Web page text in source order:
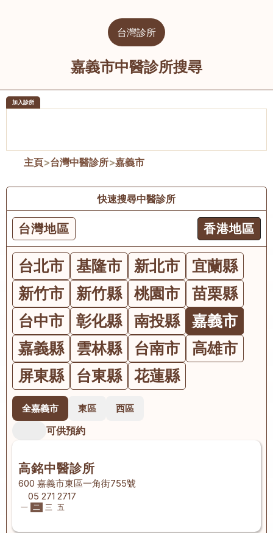
台灣診所
嘉義市中醫診所搜尋
加入診所
主頁>台灣中醫診所>嘉義市
快速搜尋中醫診所
香港地區
台灣地區
台北市 基隆市 新北市
宜蘭縣
新竹市
新竹縣 桃園市
苗栗縣
台中市
彰化縣 南投縣
嘉義市
嘉義縣
雲林縣 台南市
高雄市
屏東縣
台東縣 花蓮縣
全嘉義市 東區 西區
可供預約
高銘中醫診所
600 嘉義市東區一角街755號
05 271 2717
一 二 三 五